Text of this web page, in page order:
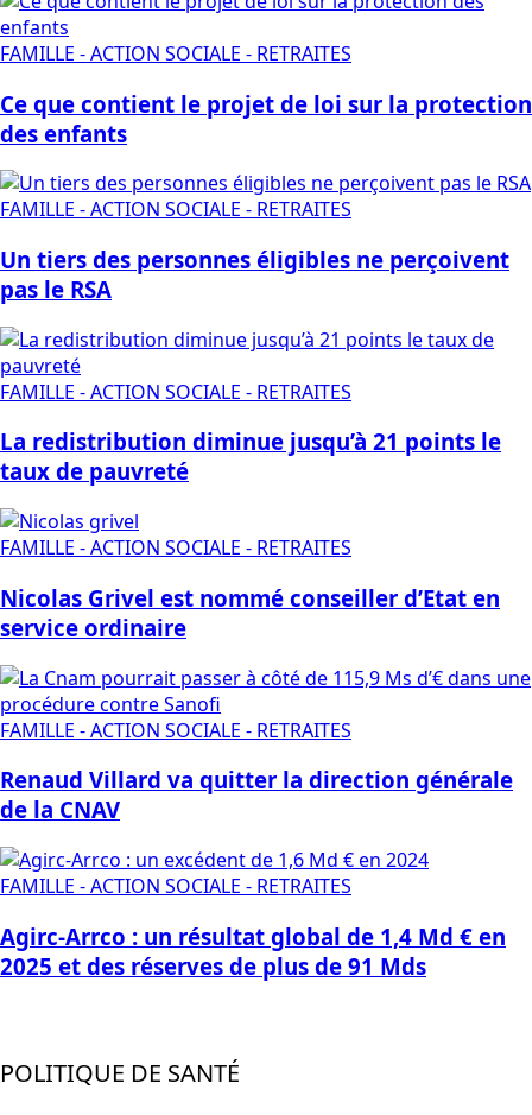
FAMILLE - ACTION SOCIALE - RETRAITES
Ce que contient le projet de loi sur la protection
des enfants
FAMILLE - ACTION SOCIALE - RETRAITES
Un tiers des personnes éligibles ne perçoivent
pas le RSA
FAMILLE - ACTION SOCIALE - RETRAITES
La redistribution diminue jusqu’à 21 points le
taux de pauvreté
FAMILLE - ACTION SOCIALE - RETRAITES
Nicolas Grivel est nommé conseiller d’Etat en
service ordinaire
FAMILLE - ACTION SOCIALE - RETRAITES
Renaud Villard va quitter la direction générale
de la CNAV
FAMILLE - ACTION SOCIALE - RETRAITES
Agirc-Arrco : un résultat global de 1,4 Md € en
2025 et des réserves de plus de 91 Mds
POLITIQUE DE SANTÉ